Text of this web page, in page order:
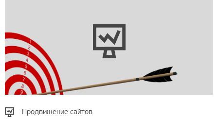
Продвижение сайтов